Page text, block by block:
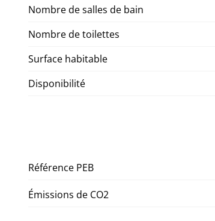
Nombre de salles de bain
Nombre de toilettes
Surface habitable
Disponibilité
Référence PEB
Émissions de CO2